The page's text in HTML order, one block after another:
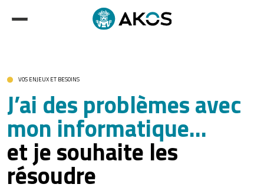
VOS ENJEUX ET BESOINS
J’ai des problèmes avec
mon informatique...
et je souhaite les
résoudre